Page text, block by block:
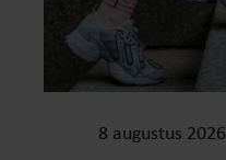
8 augustus 2026